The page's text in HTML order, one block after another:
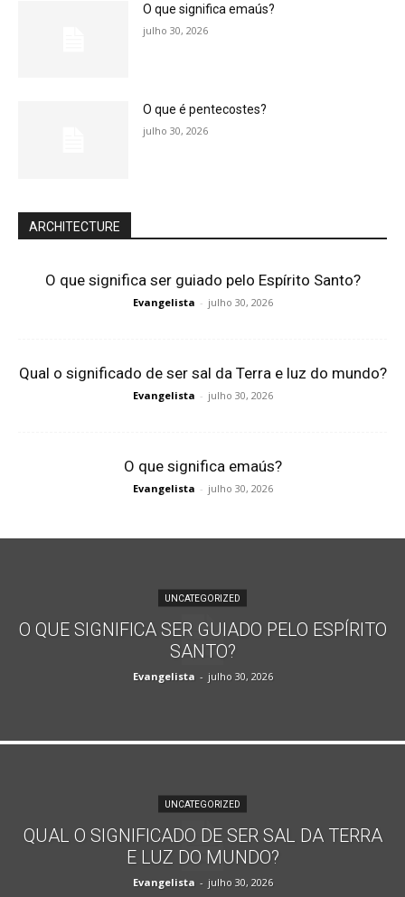
O que significa emaús?
julho 30, 2026
O que é pentecostes?
julho 30, 2026
ARCHITECTURE
O que significa ser guiado pelo Espírito Santo?
Evangelista - julho 30, 2026
Qual o significado de ser sal da Terra e luz do mundo?
Evangelista - julho 30, 2026
O que significa emaús?
Evangelista - julho 30, 2026
UNCATEGORIZED
O QUE SIGNIFICA SER GUIADO PELO ESPÍRITO
SANTO?
Evangelista - julho 30, 2026
UNCATEGORIZED
QUAL O SIGNIFICADO DE SER SAL DA TERRA
E LUZ DO MUNDO?
Evangelista - julho 30, 2026